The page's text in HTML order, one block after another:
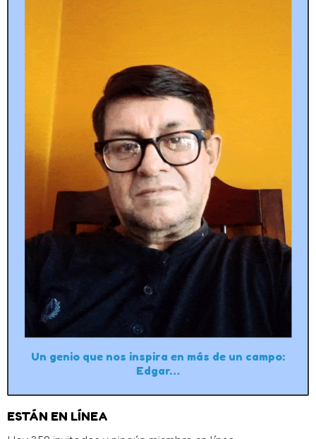
Un genio que nos inspira en más de un campo:
Edgar…
ESTÁN EN LÍNEA